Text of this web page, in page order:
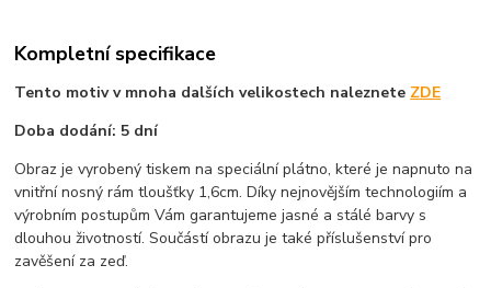
Kompletní specifikace
Tento motiv v mnoha dalších velikostech naleznete ZDE
Doba dodání: 5 dní
Obraz je vyrobený tiskem na speciální plátno, které je napnuto na
vnitřní nosný rám tloušťky 1,6cm. Díky nejnovějším technologiím a
výrobním postupům Vám garantujeme jasné a stálé barvy s
dlouhou životností. Součástí obrazu je také příslušenství pro
zavěšení za zeď.